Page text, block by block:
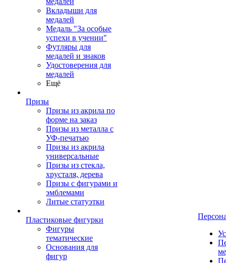
Вкладыши для
медалей
Медаль "За особые
успехи в учении"
Футляры для
медалей и знаков
Удостоверения для
медалей
Ещё
Призы
Призы из акрила по
форме на заказ
Призы из металла с
УФ-печатью
Призы из акрила
универсальные
Призы из стекла,
хрусталя, дерева
Призы с фигурами и
эмблемами
Литые статуэтки
Пластиковые фигурки
Фигуры
тематические
Основания для
фигур